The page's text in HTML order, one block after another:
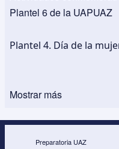
Plantel 6 de la UAPUAZ
Plantel 4. Día de la
Mostrar más
Preparatoria UAZ